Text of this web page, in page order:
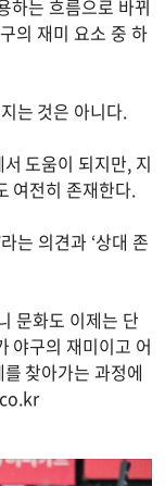
하는 흐름으로 바뀌
의 재미 요소 중 하
는 것은 아니다.
도움이 되지만, 지
여전히 존재한다.
는 의견과 ‘상대 존
문화도 이제는 단
야구의 재미이고 어
찾아가는 과정에